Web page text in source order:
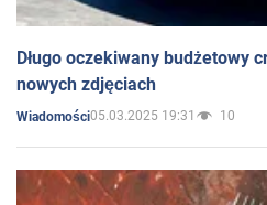
Długo oczekiwany budżetowy
nowych zdjęciach
Wiadomości05.03.2025 19:31 10